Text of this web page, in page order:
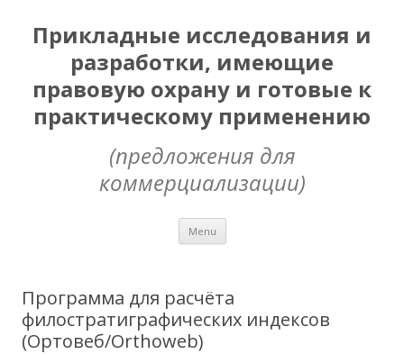
Прикладные исследования и
разработки, имеющие
правовую охрану и готовые к
практическому применению
(предложения для
коммерциализации)
Menu Skip
content
Программа для расчёта
филостратиграфических индексов
(Ортовеб/Orthoweb)